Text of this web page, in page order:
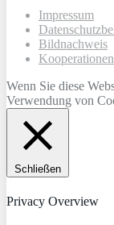
Impressum
Bildnachweis
Kooperationen
Wenn Sie diese
Verwendung von
Schließen
Privacy Overview